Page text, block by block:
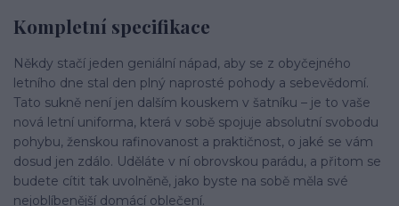
Kompletní specifikace
Někdy stačí jeden geniální nápad, aby se z obyčejného
letního dne stal den plný naprosté pohody a sebevědomí.
Tato sukně není jen dalším kouskem v šatníku – je to vaše
nová letní uniforma, která v sobě spojuje absolutní svobodu
pohybu, ženskou rafinovanost a praktičnost, o jaké se vám
dosud jen zdálo. Uděláte v ní obrovskou parádu, a přitom se
budete cítit tak uvolněně, jako byste na sobě měla své
nejoblíbenější domácí oblečení.